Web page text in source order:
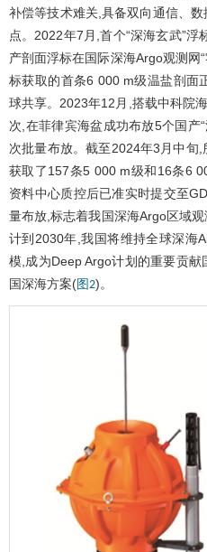
补偿等技术难关,具备双向通信、
点。2022年7月,首个“深海玄武”
产剖面浮标在国际深海Argo观测网
标获取的首条6 000 m级温盐剖面
球共享。2023年12月,搭载中科院
次,在菲律宾海盆成功布放5个国产
次批量布放。截至2024年3月中旬,
获取了157条5 000 m级和16条6
资料中心质控后已准实时提交至
量布放,标志着我国深海Argo区域
计到2030年,我国将维持全球深海
模,成为Deep Argo计划的重要贡献
国深海方案(图2)。